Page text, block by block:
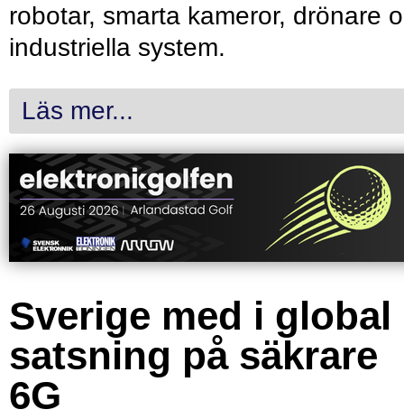
robotar, smarta kameror, drönare
industriella system.
Läs mer...
Sverige med i global
satsning på säkrare
6G